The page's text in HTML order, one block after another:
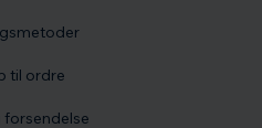
til ordre
forsendelse